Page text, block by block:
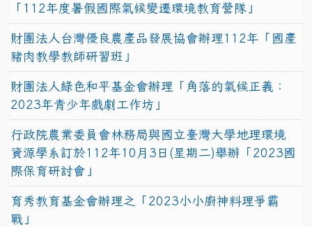
「112年度暑假國際氣候變遷環境教育營隊」
財團法人台灣優良農產品發展協會辦理112年「國產
豬肉教學教師研習班」
財團法人綠色和平基金會辦理「角落的氣候正義：
2023年青少年戲劇工作坊」
行政院農業委員會林務局與國立臺灣大學地理環境
資源學系訂於112年10月3日(星期二)舉辦「2023國
際保育研討會」
育秀教育基金會辦理之「2023小小廚神料理爭霸
戰」